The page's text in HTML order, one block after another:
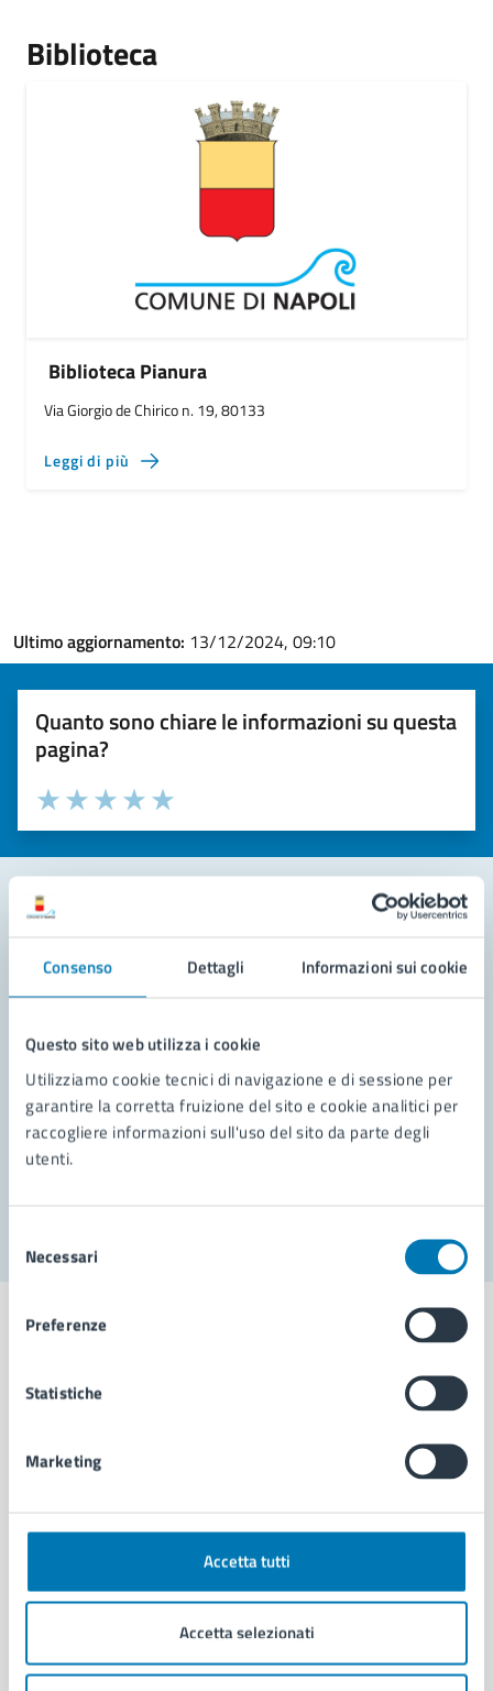
Consenso Dettagli Informazioni sui cookie
Questo sito web utilizza i cookie
Utilizziamo cookie tecnici di navigazione e di sessione per
garantire la corretta fruizione del sito e cookie analitici per
raccogliere informazioni sull'uso del sito da parte degli
utenti.
delNecessari
Preferenze
Statistiche
Marketing
Accetta tutti
Accetta selezionati
Biblioteca
Biblioteca Pianura
Via Giorgio de Chirico n. 19, 80133
Leggi di più
Ultimo aggiornamento: 13/12/2024, 09:10
Quanto sono chiare le informazioni su questa
pagina?
Valuta la chiarezza delle informazioni (da 1 a 5 stelle)
Seleziona il numero di stelle per valutare la chiarezza delle
Valuta 5 stelle su 5
Valuta 4 stelle su 5
Valuta 3 stelle su 5
Valuta 2 stelle su 5
Valuta 1 stelle su 5
Leggi le domande frequenti
Richiedi assistenza
Prenota appuntamento
Problemi in città
Comune di Napoli
AMMINISTRAZIONE
Organi di governo
Enti e fondazioni
Personale amministrativo